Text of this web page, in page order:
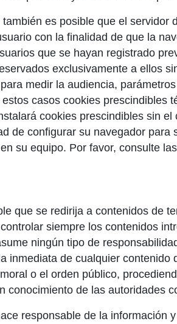
es posible que el servidor
con la finalidad de que la
que se hayan registrado
exclusivamente a ellos
medir la audiencia,
casos cookies prescindibles
cookies prescindibles sin
de configurar su navegador
su equipo. Por favor, consulte
que se redirija a contenidos de
siempre los contenidos
ningún tipo de
inmediata de cualquier contenido
o el orden público,
conocimiento de las autoridades
responsable de la información